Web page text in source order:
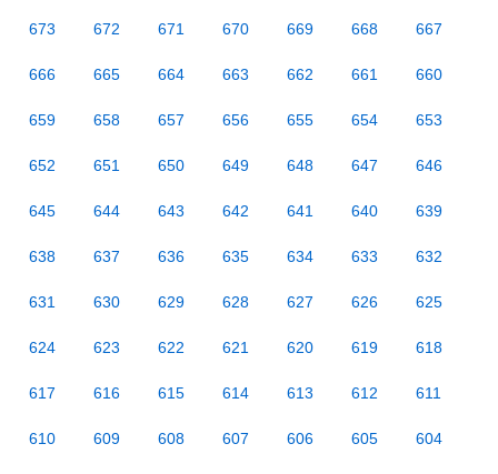
673 672 671 670 669 668 667
666 665 664 663 662 661 660
659 658 657 656 655 654 653
652 651 650 649 648 647 646
645 644 643 642 641 640 639
638 637 636 635 634 633 632
631 630 629 628 627 626 625
624 623 622 621 620 619 618
617 616 615 614 613 612 611
610 609 608 607 606 605 604